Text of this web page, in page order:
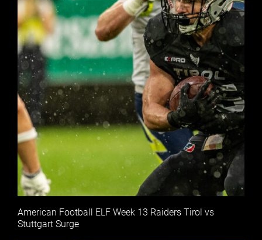
American Football ELF Week 13 Raiders Tirol vs
Stuttgart Surge